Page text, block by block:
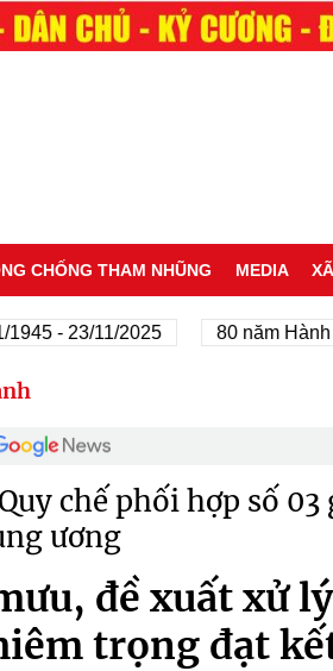
CHỐNG THAM NHŨNG MEDIA
11/2025 80 năm Hành trình
chế phối hợp số
ương
đề xuất xử
trọng đạt